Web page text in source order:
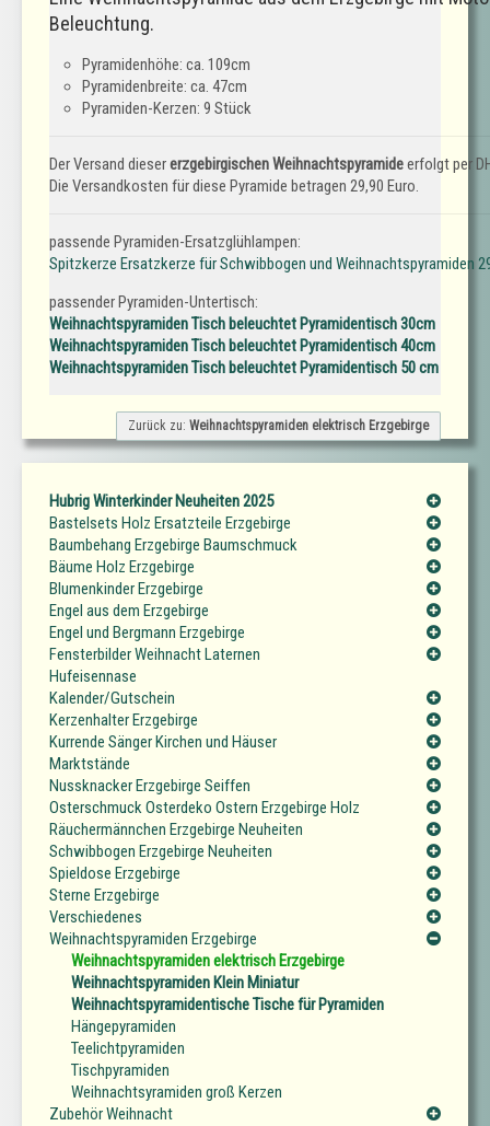
Beleuchtung.
Pyramidenhöhe: ca. 109cm
Pyramidenbreite: ca. 47cm
Pyramiden-Kerzen: 9 Stück
Der Versand diesererzgebirgischen Weihnachtspyramideerfolgt per
Die Versandkosten für diese Pyramide betragen 29,90 Euro.
passende Pyramiden-Ersatzglühlampen:
Spitzkerze Ersatzkerze für Schwibbogen und Weihnachtspyramiden
passender Pyramiden-Untertisch:
Weihnachtspyramiden Tisch beleuchtet Pyramidentisch 30cm
Weihnachtspyramiden Tisch beleuchtet Pyramidentisch 40cm
Weihnachtspyramiden Tisch beleuchtet Pyramidentisch 50 cm
Zurück zu: Weihnachtspyramiden elektrisch Erzgebirge
Hubrig Winterkinder Neuheiten 2025
Bastelsets Holz Ersatzteile Erzgebirge
Baumbehang Erzgebirge Baumschmuck
Bäume Holz Erzgebirge
Blumenkinder Erzgebirge
Engel aus dem Erzgebirge
Engel und Bergmann Erzgebirge
Fensterbilder Weihnacht Laternen
Hufeisennase
Kalender/Gutschein
Kerzenhalter Erzgebirge
Kurrende Sänger Kirchen und Häuser
Marktstände
Nussknacker Erzgebirge Seiffen
Osterschmuck Osterdeko Ostern Erzgebirge Holz
Räuchermännchen Erzgebirge Neuheiten
Schwibbogen Erzgebirge Neuheiten
Spieldose Erzgebirge
Sterne Erzgebirge
Verschiedenes
Weihnachtspyramiden Erzgebirge
Weihnachtspyramiden elektrisch Erzgebirge
Weihnachtspyramiden Klein Miniatur
Weihnachtspyramidentische Tische für Pyramiden
Hängepyramiden
Teelichtpyramiden
Tischpyramiden
Weihnachtsyramiden groß Kerzen
Zubehör Weihnacht